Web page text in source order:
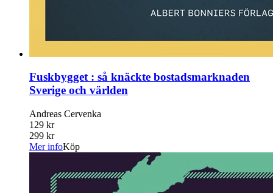
Fuskbygget : så knäckte bostadsmarknaden
Sverige och världen
Andreas Cervenka
129 kr
299 kr
Mer infoKöp